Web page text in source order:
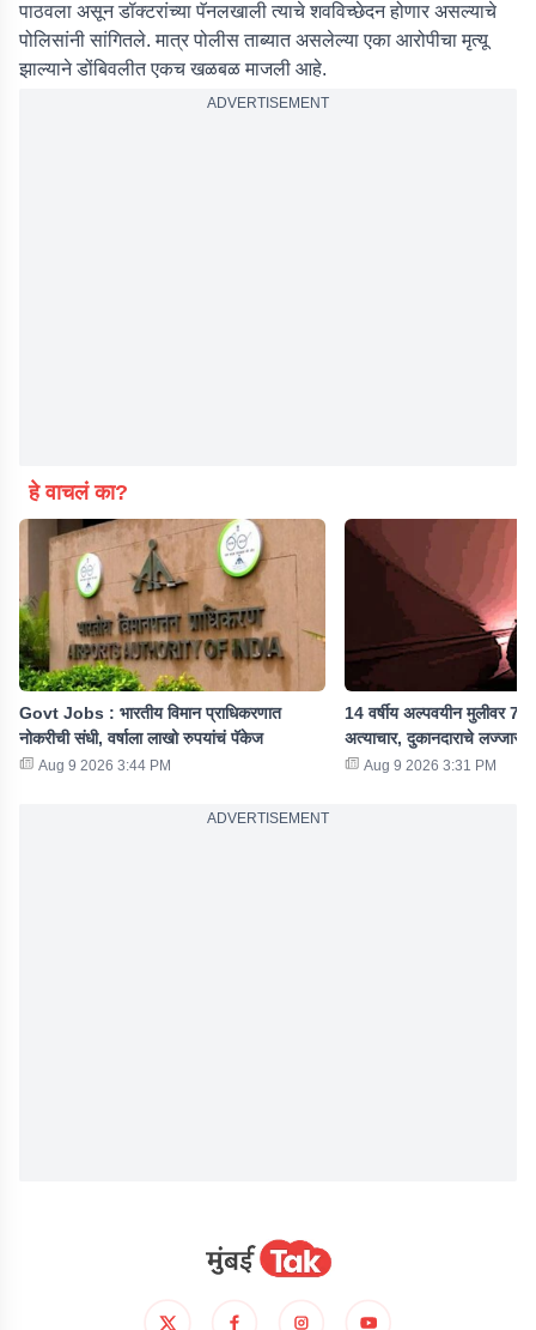
पाठवला असून डॉक्टरांच्या पॅनलखाली त्याचे शवविच्छेदन होणार असल्याचे
पोलिसांनी सांगितले. मात्र पोलीस ताब्यात असलेल्या एका आरोपीचा मृत्यू
झाल्याने डोंबिवलीत एकच खळबळ माजली आहे.
ADVERTISEMENT
हे वाचलं का?
Govt Jobs : भारतीय विमान प्राधिकरणात
नोकरीची संधी, वर्षाला लाखो रुपयांचं पॅकेज
Aug 9 2026 3:44 PM
14 वर्षीय अल्पवयीन मुलीवर 7
अत्याचार, दुकानदाराचे
Aug 9 2026 3:31 PM
ADVERTISEMENT